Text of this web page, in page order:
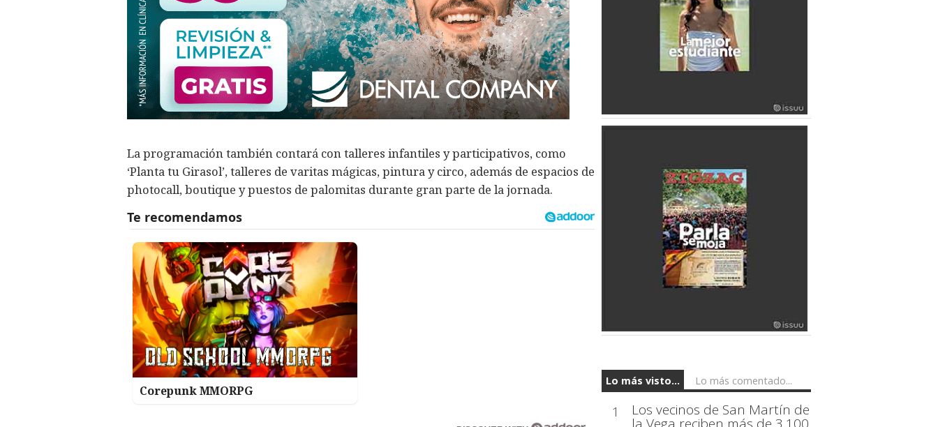
La programación también contará con talleres infantiles y participativos, como
‘Planta tu Girasol’, talleres de varitas mágicas, pintura y circo, además de espacios de
photocall, boutique y puestos de palomitas durante gran parte de la jornada.
Corepunk MMORPG
Lo más visto... Lo más comentado...
1 Los vecinos de San Martín de